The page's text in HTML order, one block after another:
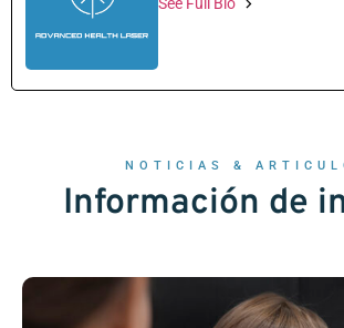
NOTICIAS &
Información de